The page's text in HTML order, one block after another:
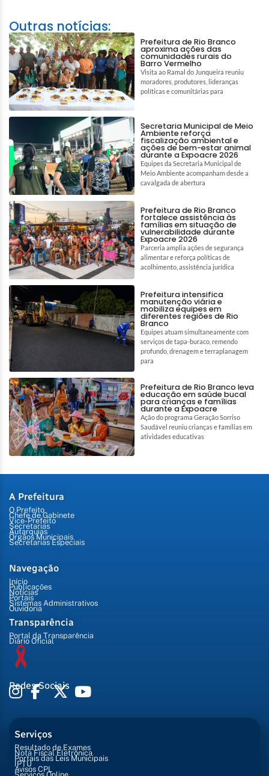
Outras notícias:
Prefeitura de Rio Branco
aproxima ações das
comunidades rurais do
Barro Vermelho
Visita ao Ramal do Junqueira reuniu
moradores, produtores, lideranças
políticas e comunitárias para
Secretaria Municipal de Meio
Ambiente reforça
fiscalização ambiental e
ações de bem-estar animal
durante a Expoacre 2026
Equipes da Secretaria Municipal de
Meio Ambiente acompanham desde a
cavalgada de abertura
Prefeitura de Rio Branco
fortalece assistência às
famílias em situação de
vulnerabilidade durante
Expoacre 2026
Parceria amplia ações de segurança
alimentar e reforça políticas de
acolhimento, assistência jurídica
Prefeitura intensifica
manutenção viária e
mobiliza equipes em
diferentes regiões de Rio
Branco
Equipes atuam simultaneamente com
serviços de tapa-buraco, remendo
profundo, drenagem e terraplanagem
para
Prefeitura de Rio Branco leva
educação em saúde bucal
para crianças e famílias
durante a Expoacre
Ação do programa Geração Sorriso
Saudável reuniu crianças e famílias em
atividades educativas
A Prefeitura
O Prefeito
Chefe de Gabinete
Vice-Prefeito
Secretarias
Autarquias
Órgãos Municipais
Secretarias Especiais
Navegação
Início
Publicações
Notícias
Portais
Sistemas Administrativos
Ouvidoria
Transparência
Portal da Transparência
Diário Oficial
Redes Sociais
Serviços
Resultado de Exames
Nota Fiscal Eletrônica
Portais das Leis Municipais
IPTU
Avisos CPL